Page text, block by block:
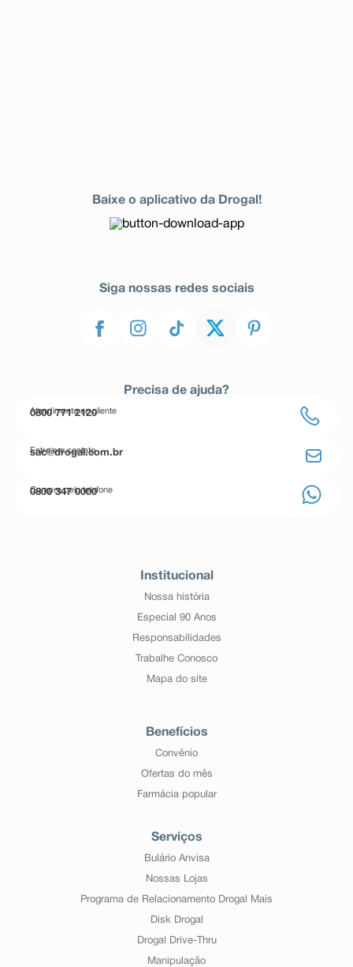
Baixe o aplicativo da Drogal!
Siga nossas redes sociais
Precisa de ajuda?
Atendimento ao cliente
0800 771 2120
Entre em contato
sac@drogal.com.br
Compre pelo telefone
0800 347 0000
Institucional
Nossa história
Especial 90 Anos
Responsabilidades
Trabalhe Conosco
Mapa do site
Benefícios
Convênio
Ofertas do mês
Farmácia popular
Serviços
Bulário Anvisa
Nossas Lojas
Programa de Relacionamento Drogal Mais
Disk Drogal
Drogal Drive-Thru
Manipulação